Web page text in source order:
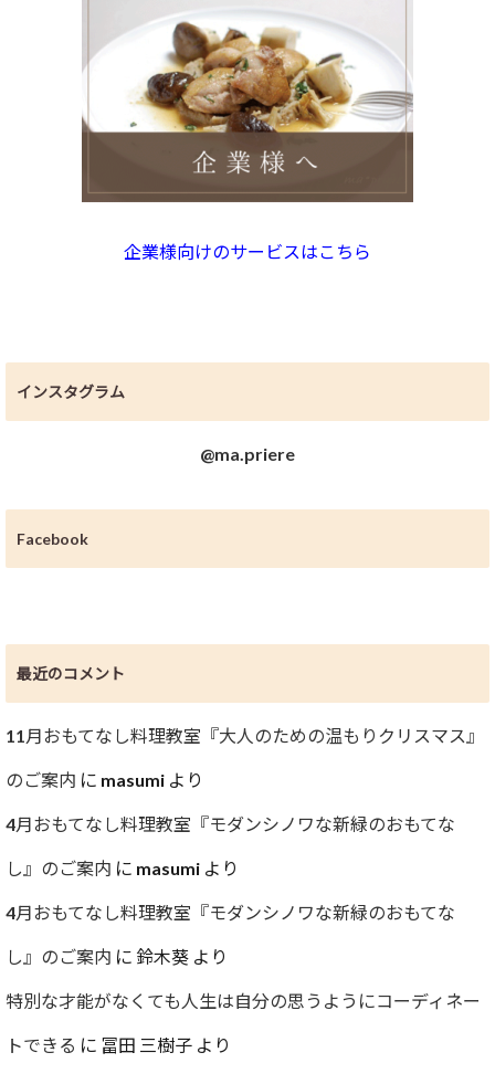
企業様向けのサービスはこちら
インスタグラム
@ma.priere
Facebook
最近のコメント
11月おもてなし料理教室『大人のための温もりクリスマス』
のご案内 に masumi より
4月おもてなし料理教室『モダンシノワな新緑のおもてな
し』のご案内 に masumi より
4月おもてなし料理教室『モダンシノワな新緑のおもてな
し』のご案内 に 鈴木葵 より
特別な才能がなくても人生は自分の思うようにコーディネー
トできる に 冨田 三樹子 より